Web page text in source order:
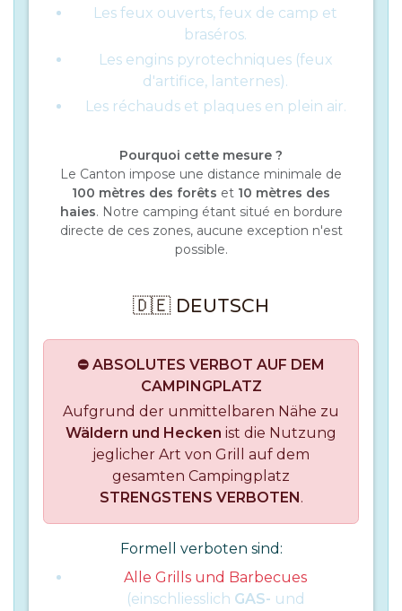
Les feux ouverts, feux de camp et
braséros.
Les engins pyrotechniques (feux
d'artifice, lanternes).
Les réchauds et plaques en plein air.
Pourquoi cette mesure ?
Le Canton impose une distance minimale de
100 mètres des forêts et 10 mètres des
haies. Notre camping étant situé en bordure
directe de ces zones, aucune exception n'est
possible.
🇩🇪 DEUTSCH
⛔ ABSOLUTES VERBOT AUF DEM
CAMPINGPLATZ
Aufgrund der unmittelbaren Nähe zu
Wäldern und Hecken ist die Nutzung
jeglicher Art von Grill auf dem
gesamten Campingplatz
STRENGSTENS VERBOTEN .
Formell verboten sind:
Alle Grills und Barbecues
(einschliesslich GAS- und